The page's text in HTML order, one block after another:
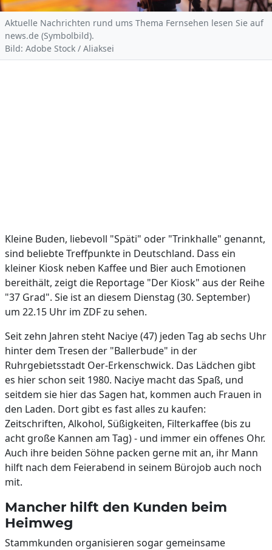
Aktuelle Nachrichten rund ums Thema Fernsehen lesen Sie auf
news.de (Symbolbild).
Bild: Adobe Stock / Aliaksei
Kleine Buden, liebevoll "Späti" oder "Trinkhalle" genannt,
sind beliebte Treffpunkte in Deutschland. Dass ein
kleiner Kiosk neben Kaffee und Bier auch Emotionen
bereithält, zeigt die Reportage "Der Kiosk" aus der Reihe
"37 Grad". Sie ist an diesem Dienstag (30. September)
um 22.15 Uhr im ZDF zu sehen.
Seit zehn Jahren steht Naciye (47) jeden Tag ab sechs Uhr
hinter dem Tresen der "Ballerbude" in der
Ruhrgebietsstadt Oer-Erkenschwick. Das Lädchen gibt
es hier schon seit 1980. Naciye macht das Spaß, und
seitdem sie hier das Sagen hat, kommen auch Frauen in
den Laden. Dort gibt es fast alles zu kaufen:
Zeitschriften, Alkohol, Süßigkeiten, Filterkaffee (bis zu
acht große Kannen am Tag) - und immer ein offenes Ohr.
Auch ihre beiden Söhne packen gerne mit an, ihr Mann
hilft nach dem Feierabend in seinem Bürojob auch noch
mit.
Mancher hilft den Kunden beim
Heimweg
Stammkunden organisieren sogar gemeinsame